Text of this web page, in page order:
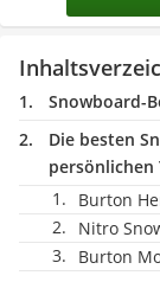
Snowboard-
Die besten
persönlichen
Burton
Nitro
Burton